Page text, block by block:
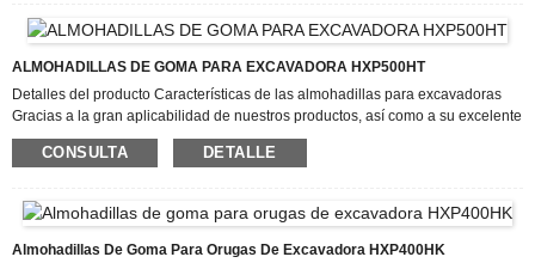
excavadora fabricadas con goma de alta calidad ofrecen una resistencia
superior a la abrasión, reduciendo el desgaste incluso en terrenos rocosos o
irregulares. Estos componentes de goma para excavadoras están reforzados
ALMOHADILLAS DE GOMA PARA EXCAVADORA HXP500HT
Detalles del producto Características de las almohadillas para excavadoras
Gracias a la gran aplicabilidad de nuestros productos, así como a su excelente
calidad y buen servicio posventa, se han utilizado en numerosas empresas y
han recibido elogios de los clientes. Con un sólido historial crediticio
modernas, nos hemos ganado una excelente reputación entre nuestros
compradores en todo el mundo por la venta al por mayor de almohadillas para
excavadoras RUBBE HXP500HT de fábrica.
CONSULTA DETALLE
Almohadillas De Goma Para Orugas De Excavadora HXP400HK